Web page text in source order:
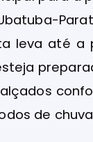
leva até a
de